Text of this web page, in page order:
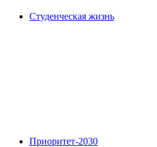
Студенческая жизнь
Приоритет-2030